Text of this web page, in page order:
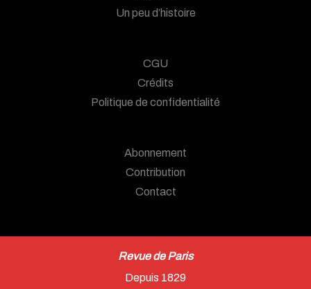
Un peu d’histoire
CGU
Crédits
Politique de confidentialité
Abonnement
Contribution
Contact
Revue de Paris
Depuis 1829